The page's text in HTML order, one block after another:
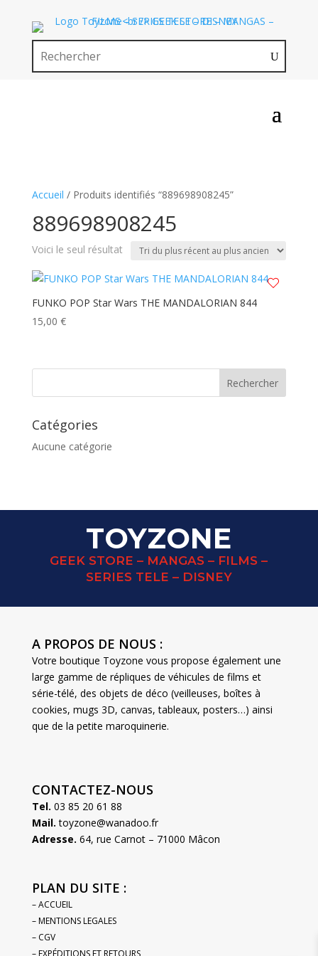
Accueil / Produits identifiés “889698908245”
889698908245
Voici le seul résultat
FUNKO POP Star Wars THE MANDALORIAN 844
15,00 €
Catégories
Aucune catégorie
TOYZONE
GEEK STORE – MANGAS – FILMS –
SERIES TELE – DISNEY
A PROPOS DE NOUS :
Votre boutique Toyzone vous propose également une
large gamme de répliques de véhicules de films et
série-télé, des objets de déco (veilleuses, boîtes à
cookies, mugs 3D, canvas, tableaux, posters…) ainsi
que de la petite maroquinerie.
CONTACTEZ-NOUS
Tel. 03 85 20 61 88
Mail. toyzone@wanadoo.fr
Adresse. 64, rue Carnot – 71000 Mâcon
PLAN DU SITE :
– ACCUEIL
– MENTIONS LEGALES
– CGV